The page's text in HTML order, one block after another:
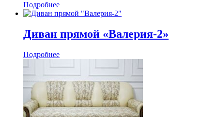
Подробнее
Диван прямой «Валерия-2»
Подробнее